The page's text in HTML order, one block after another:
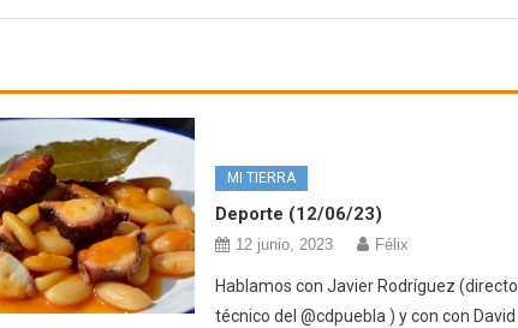
MI TIERRA
Deporte (12/06/23)
12 junio, 2023 Félix
Hablamos con Javier Rodríguez
técnico del @cdpuebla ) y con con David